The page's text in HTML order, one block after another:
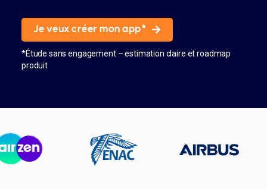
Je veux créer mon app*
*Étude sans engagement – estimation claire et roadmap
produit